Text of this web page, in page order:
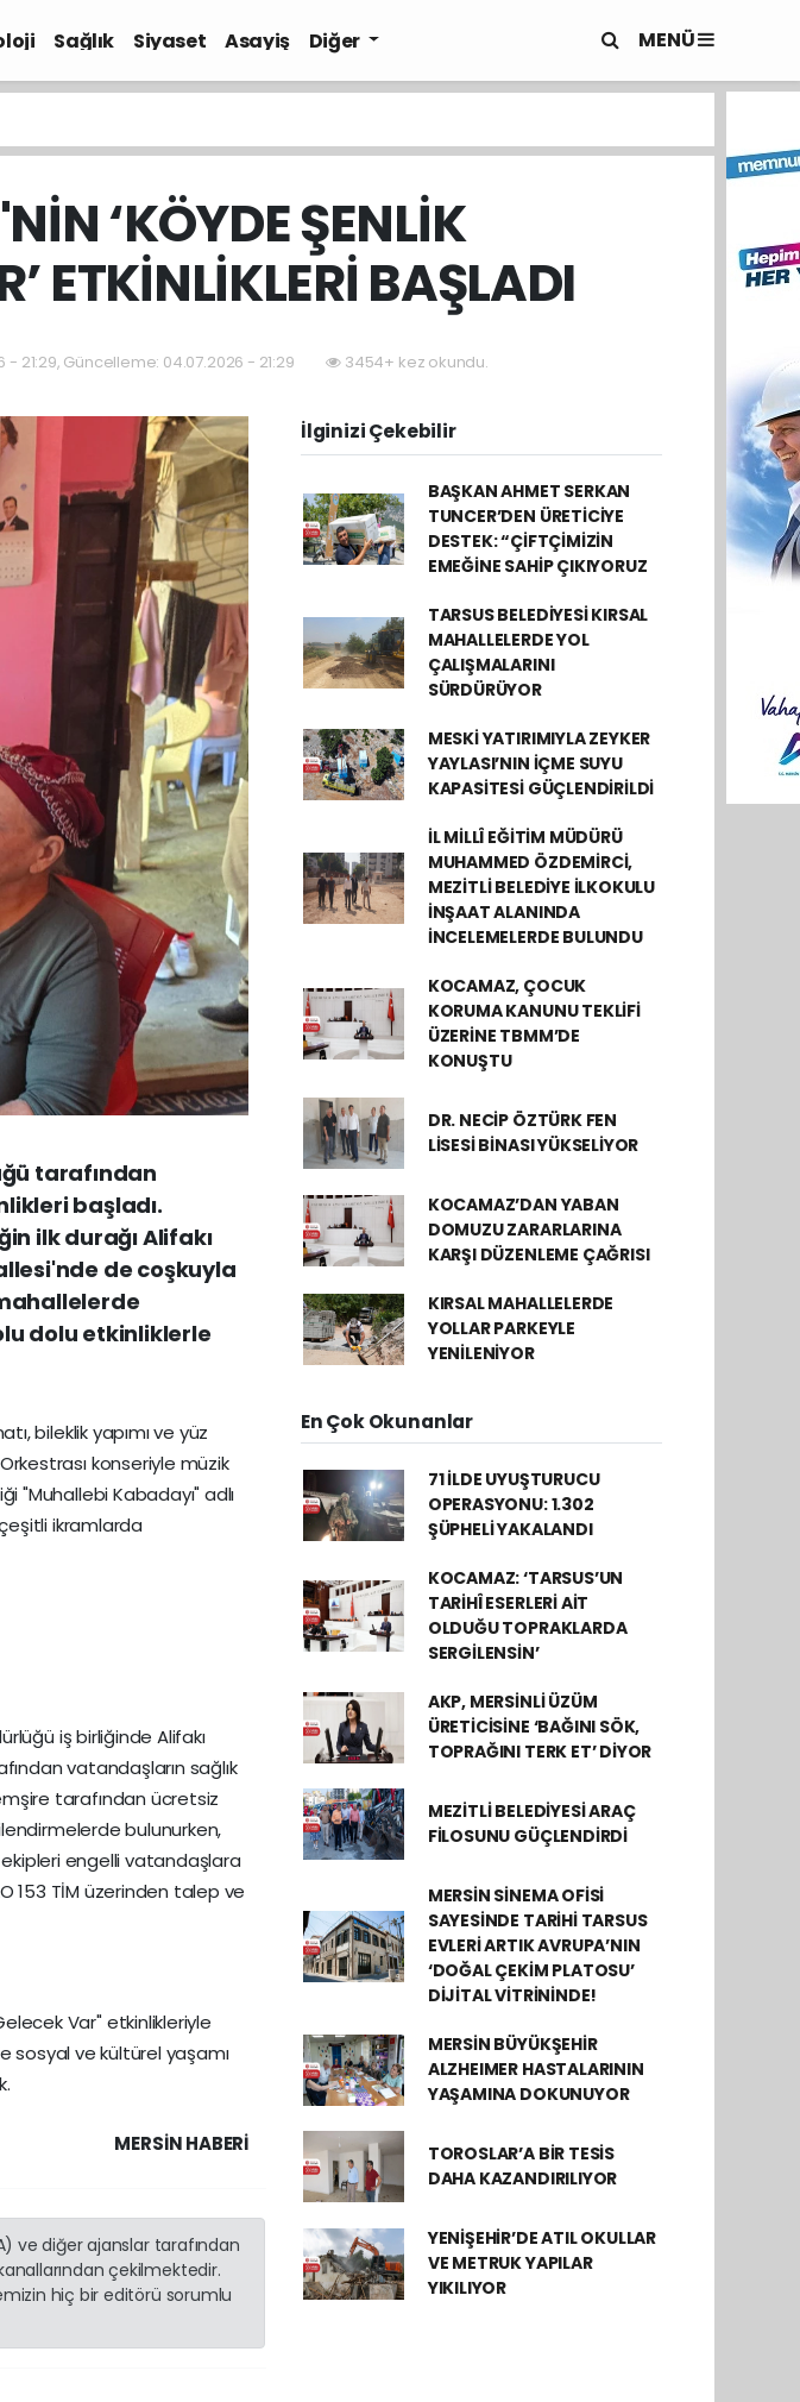
Sağlık Siyaset Asayiş Diğer MENÜ
‘KÖYDE ŞENLİK
ETKİNLİKLERİ BAŞLADI
Güncelleme: 04.07.2026 - 21:29 3454+ kez okundu.
tarafından
başladı.
ilk durağı Alifakı
de coşkuyla
dolu etkinliklerle
bileklik yapımı ve yüz
konseriyle müzik
"Muhallebi Kabadayı" adlı
ikramlarda
iş birliğinde Alifakı
vatandaşların sağlık
tarafından ücretsiz
bulunurken,
ekipleri engelli vatandaşlara
153 TİM üzerinden talep ve
Var" etkinlikleriyle
sosyal ve kültürel yaşamı
MERSIN HABERİ
ve diğer ajanslar tarafından
çekilmektedir.
hiç bir editörü sorumlu
İlginizi Çekebilir
BAŞKAN AHMET SERKAN
TUNCER’DEN ÜRETİCİYE
DESTEK: “ÇİFTÇİMİZİN
EMEĞİNE SAHİP ÇIKIYORUZ
TARSUS BELEDİYESİ KIRSAL
MAHALLELERDE YOL
ÇALIŞMALARINI
SÜRDÜRÜYOR
MESKİ YATIRIMIYLA ZEYKER
YAYLASI’NIN İÇME SUYU
KAPASİTESİ GÜÇLENDİRİLDİ
İL MİLLÎ EĞİTİM MÜDÜRÜ
MUHAMMED ÖZDEMİRCİ,
MEZİTLİ BELEDİYE İLKOKULU
İNŞAAT ALANINDA
İNCELEMELERDE BULUNDU
KOCAMAZ, ÇOCUK
KORUMA KANUNU TEKLİFİ
ÜZERİNE TBMM’DE
KONUŞTU
DR. NECİP ÖZTÜRK FEN
LİSESİ BİNASI YÜKSELİYOR
KOCAMAZ’DAN YABAN
DOMUZU ZARARLARINA
KARŞI DÜZENLEME ÇAĞRISI
KIRSAL MAHALLELERDE
YOLLAR PARKEYLE
YENİLENİYOR
En Çok Okunanlar
71 İLDE UYUŞTURUCU
OPERASYONU: 1.302
ŞÜPHELİ YAKALANDI
KOCAMAZ: ‘TARSUS’UN
TARİHÎ ESERLERİ AİT
OLDUĞU TOPRAKLARDA
SERGİLENSİN’
AKP, MERSİNLİ ÜZÜM
ÜRETİCİSİNE ‘BAĞINI SÖK,
TOPRAĞINI TERK ET’ DİYOR
MEZİTLİ BELEDİYESİ ARAÇ
FİLOSUNU GÜÇLENDİRDİ
MERSİN SİNEMA OFİSİ
SAYESİNDE TARİHİ TARSUS
EVLERİ ARTIK AVRUPA’NIN
‘DOĞAL ÇEKİM PLATOSU’
DİJİTAL VİTRİNİNDE!
MERSİN BÜYÜKŞEHİR
ALZHEIMER HASTALARININ
YAŞAMINA DOKUNUYOR
TOROSLAR’A BİR TESİS
DAHA KAZANDIRILIYOR
YENİŞEHİR’DE ATIL OKULLAR
VE METRUK YAPILAR
YIKILIYOR